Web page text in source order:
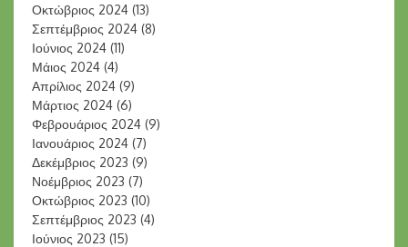
Οκτώβριος 2024 (13)
Σεπτέμβριος 2024 (8)
Ιούνιος 2024 (11)
Μάιος 2024 (4)
Απρίλιος 2024 (9)
Μάρτιος 2024 (6)
Φεβρουάριος 2024 (9)
Ιανουάριος 2024 (7)
Δεκέμβριος 2023 (9)
Νοέμβριος 2023 (7)
Οκτώβριος 2023 (10)
Σεπτέμβριος 2023 (4)
Ιούνιος 2023 (15)